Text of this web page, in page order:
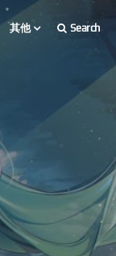
其他 Search